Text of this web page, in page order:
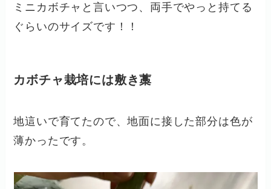
ミニカボチャと言いつつ、両手でやっと持てる
ぐらいのサイズです！！
カボチャ栽培には敷き藁
地這いで育てたので、地面に接した部分は色が
薄かったです。